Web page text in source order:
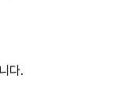
다.